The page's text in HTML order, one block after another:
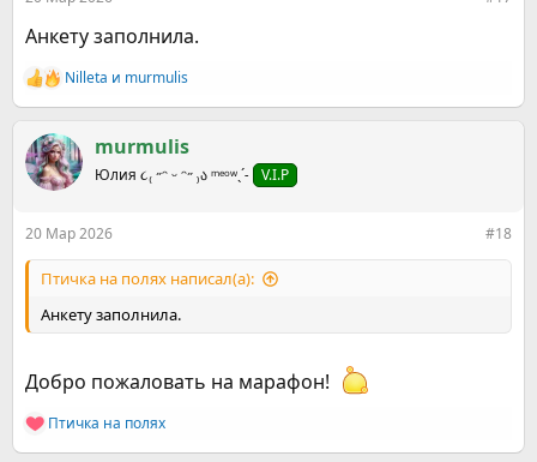
Анкету заполнила.
Р
е
к
ц
и
Nilleta и murmulis
murmulis
Юлия ૮₍ ˶ᵔ ᵕ ᵔ˶ ₎ა ᵐᵉᵒʷˎˊ˗ V.I.P
20 Мар 2026 #18
Птичка на полях написал(а):
Анкету заполнила.
Добро пожаловать на марафон!
Р
е
Птичка на полях